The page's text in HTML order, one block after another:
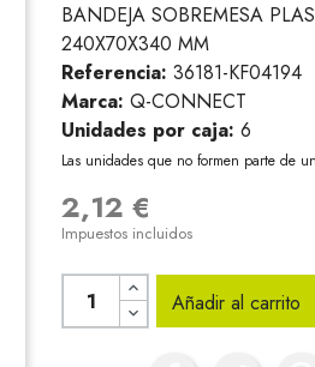
BANDEJA SOBREMESA
240X70X340 MM
Referencia: 36181-KF04194
Marca: Q-CONNECT
Unidades por caja: 6
Las unidades que no formen parte de
2,12 €
Impuestos incluidos
Añadir al carrito